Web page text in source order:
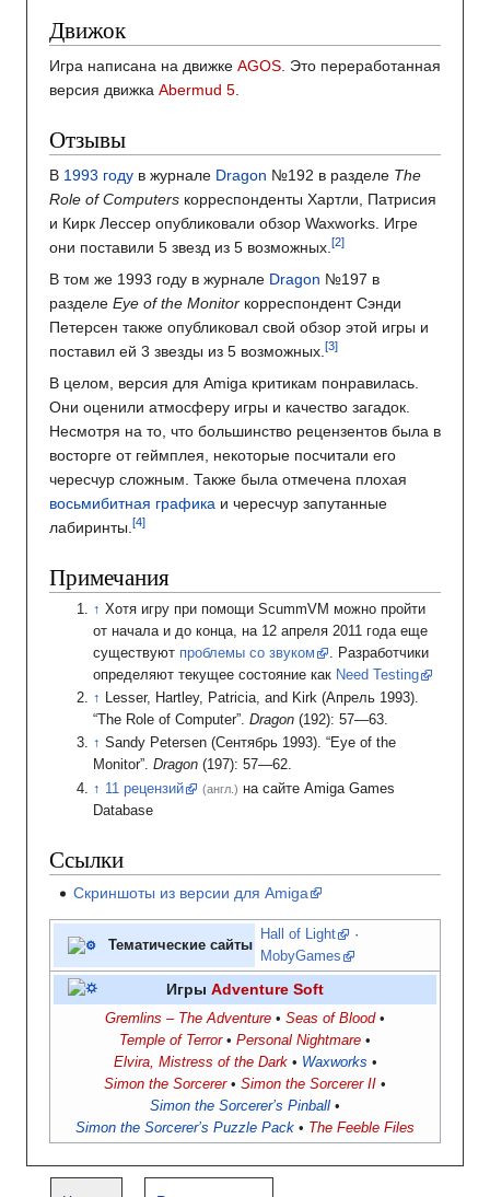
Движок
Игра написана на движке AGOS . Это переработанная
версия движка Abermud 5
Отзывы
В 1993 году в журнале Dragon №192 в разделе The
Role of Computers корреспонденты Хартли, Патрисия
и Кирк Лессер опубликовали обзор Waxworks. Игре
они поставили 5 звезд из 5 возможных.
В том же 1993 году в журнале Dragon №197 в
разделе Eye of the Monitor корреспондент Сэнди
Петерсен также опубликовал свой обзор этой игры и
поставил ей 3 звезды из 5 возможных.
В целом, версия для Amiga критикам понравилась.
Они оценили атмосферу игры и качество загадок.
Несмотря на то, что большинство рецензентов была в
восторге от геймплея, некоторые посчитали его
чересчур сложным. Также была отмечена плохая
восьмибитная графика и чересчур запутанные
лабиринты.
Примечания
Хотя игру при помощи ScummVM можно пройти
от начала и до конца, на 12 апреля 2011 года еще
существуют проблемы со звуком
. Разработчики
определяют текущее состояние как Need Testing
Lesser, Hartley, Patricia, and Kirk (Апрель 1993).
“The Role of Computer”.Dragon (192): 57—63.
Sandy Petersen (Сентябрь 1993). “Eye of the
Monitor”.Dragon (197): 57—62.
11 рецензий
(англ.) на сайте Amiga Games
Database
Ссылки
Скриншоты из версии для Amiga
Тематические сайты
Hall of Light
·
MobyGames
Игры Adventure Soft
Gremlins – The Adventure
Seas of Blood
Temple of Terror
Personal Nightmare
Elvira, Mistress of the Dark
Waxworks
Simon the Sorcerer
Simon the Sorcerer II
Simon the Sorcerer’s Pinball
Simon the Sorcerer’s Puzzle Pack
The Feeble Files